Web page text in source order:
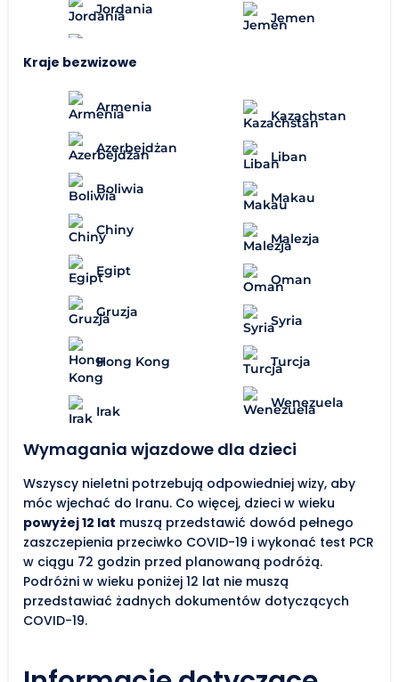
Jordania
Jemen
Kraje bezwizowe
Armenia
Azerbejdżan
Boliwia
Chiny
Egipt
Gruzja
Hong Kong
Irak
Kazachstan
Liban
Makau
Malezja
Oman
Syria
Turcja
Wenezuela
Wymagania wjazdowe dla dzieci
Wszyscy nieletni potrzebują odpowiedniej wizy, aby
móc wjechać do Iranu. Co więcej, dzieci w wieku
powyżej 12 lat muszą przedstawić dowód pełnego
zaszczepienia przeciwko COVID-19 i wykonać test PCR
w ciągu 72 godzin przed planowaną podróżą.
Podróżni w wieku poniżej 12 lat nie muszą
przedstawiać żadnych dokumentów dotyczących
COVID-19.